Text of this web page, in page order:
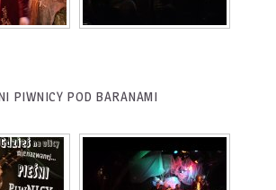
PIWNICY POD BARANAMI